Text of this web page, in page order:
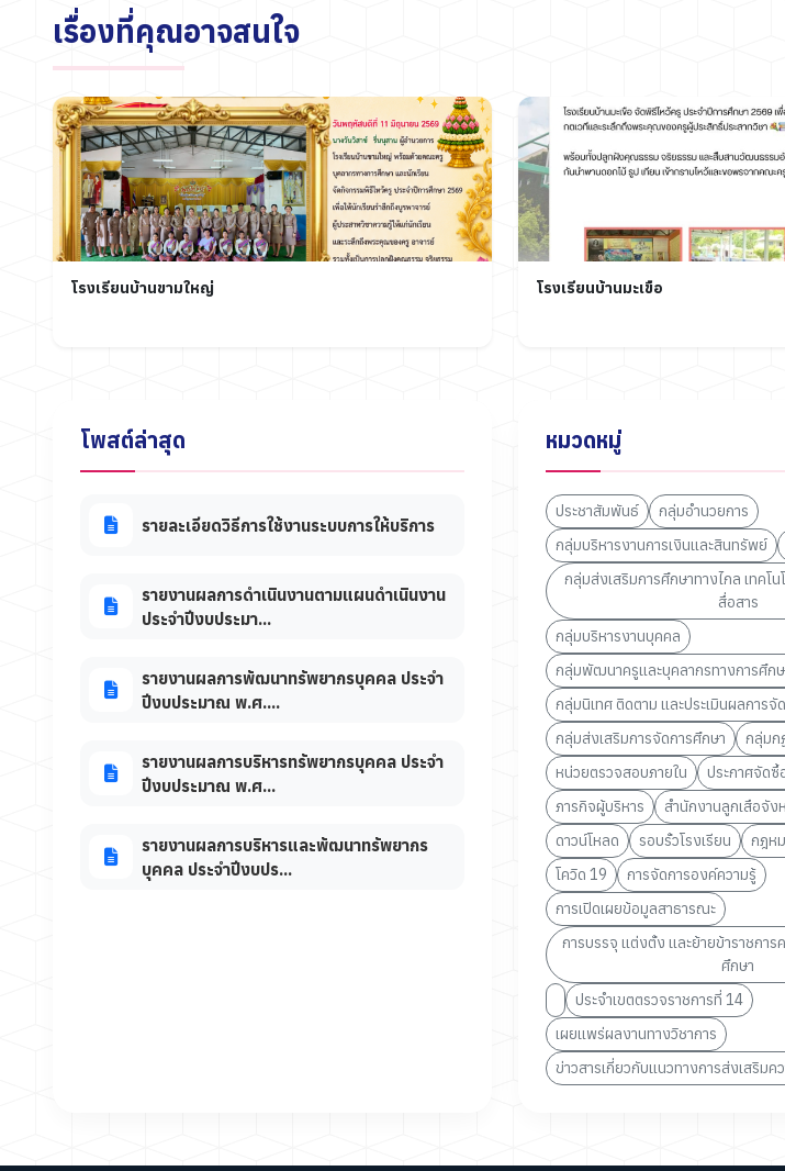
เรื่องที่คุณอาจสนใจ
โรงเรียนบ้านขามใหญ่ โรงเรียนบ้านมะเขือ
โพสต์ล่าสุด
รายละเอียดวิธีการใช้งานระบบการให้บริการ
รายงานผลการดำเนินงานตามแผนดำเนินงาน
ประจำปีงบประมา...
รายงานผลการพัฒนาทรัพยากรบุคคล ประจำ
ปีงบประมาณ พ.ศ....
รายงานผลการบริหารทรัพยากรบุคคล ประจำ
ปีงบประมาณ พ.ศ...
รายงานผลการบริหารและพัฒนาทรัพยากร
บุคคล ประจำปีงบปร...
หมวดหมู่
ประชาสัมพันธ์
กลุ่มอำนวยการ
กลุ่มบริหารงานการเงินและสินทรัพย์
กลุ่มส่งเสริมการศึกษาทางไกล เทคโ
สื่อสาร
กลุ่มบริหารงานบุคคล
กลุ่มพัฒนาครูและบุคลากรทางการศึก
กลุ่มนิเทศ ติดตาม และประเมินผลการจั
กลุ่มส่งเสริมการจัดการศึกษา
กลุ่มก
หน่วยตรวจสอบภายใน
ประกาศจัดซื้
ภารกิจผู้บริหาร
สำนักงานลูกเสือจัง
ดาวน์โหลด
รอบรั้วโรงเรียน
กฎห
โควิด 19
การจัดการองค์ความรู้
การเปิดเผยข้อมูลสาธารณะ
การบรรจุ แต่งตั้ง และย้ายข้าราชการ
ศึกษา
ประจำเขตตรวจราชการที่ 14
เผยแพร่ผลงานทางวิชาการ
ข่าวสารเกี่ยวกับแนวทางการส่งเสริมค